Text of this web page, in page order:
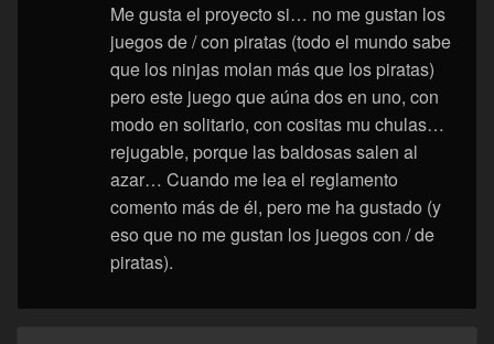
Me gusta el proyecto si… no me gustan los
juegos de / con piratas (todo el mundo sabe
que los ninjas molan más que los piratas)
pero este juego que aúna dos en uno, con
modo en solitario, con cositas mu chulas…
rejugable, porque las baldosas salen al
azar… Cuando me lea el reglamento
comento más de él, pero me ha gustado (y
eso que no me gustan los juegos con / de
piratas).